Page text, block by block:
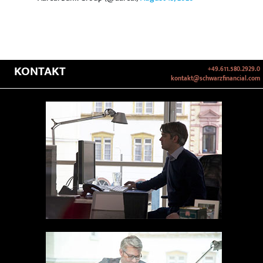
KONTAKT
+49.611.580.2929.0
kontakt@schwarzfinancial.com